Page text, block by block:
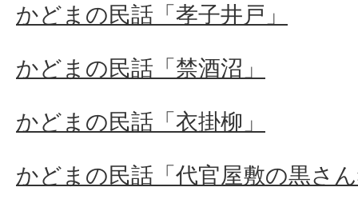
かどまの民話「孝子井戸」
かどまの民話「禁酒沼」
かどまの民話「衣掛柳」
かどまの民話「代官屋敷の黒さ